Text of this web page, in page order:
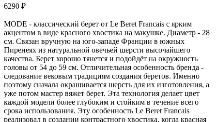
6290 ₽
MODE - классический берет от Le Beret Francais c ярким
акцентом в виде красного хвостика на макушке. Диаметр - 28
см. Связан вручную на юго-западе Франции в южных
Пиренеях из натуральной овечьей шерсти высочайшего
качества. Берет хорошо тянется и подойдёт на окружность
головы от 54 до 59 см. Отличительная особенность бренда -
следование вековым традициям создания беретов. Именно
поэтому сначала окрашивается шерсть для их изготовления, а
уже потом мастер вяжет берет. Эта технология делает цвет
каждой модели более глубоким и стойким в течение всего
срока использования. Эту особенность Le Beret Francais
реализовал в создании контрастного хвостика, когда красная